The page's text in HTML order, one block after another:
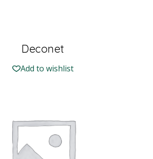
Deconet
Add to wishlist